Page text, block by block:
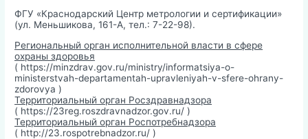
ФГУ «Краснодарский Центр метрологии и сертификации»
(ул. Меньшикова, 161-А, тел.: 7-22-98).
Региональный орган исполнительной власти в сфере
охраны здоровья
( https://minzdrav.gov.ru/ministry/informatsiya-o-
ministerstvah-departamentah-upravleniyah-v-sfere-ohrany-
zdorovya )
Территориальный орган Росздравнадзора
( https://23reg.roszdravnadzor.gov.ru/ )
Территориальный орган Роспотребнадзора
( http://23.rospotrebnadzor.ru/ )